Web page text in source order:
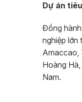
Dự án
Đồng
nghiệp lớn
Amaccao,
Hoàng
Nam.